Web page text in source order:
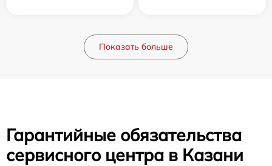
Показать больше
Гарантийные обязательства
сервисного центра в Казани